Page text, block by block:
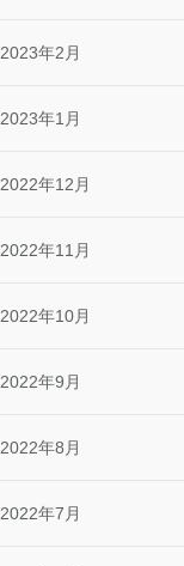
2023年2月
2023年1月
2022年12月
2022年11月
2022年10月
2022年9月
2022年8月
2022年7月